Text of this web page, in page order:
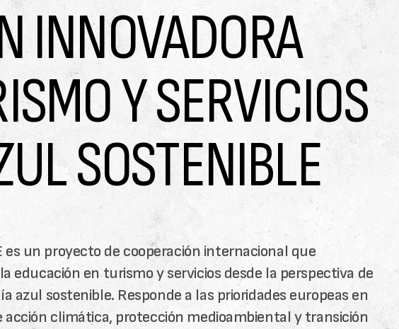
INNOVADORA
Y SERVICIOS
SOSTENIBLE
es un proyecto de cooperación internacional que
educación en turismo y servicios desde la perspectiva de
azul sostenible. Responde a las prioridades europeas en
acción climática, protección medioambiental y transición